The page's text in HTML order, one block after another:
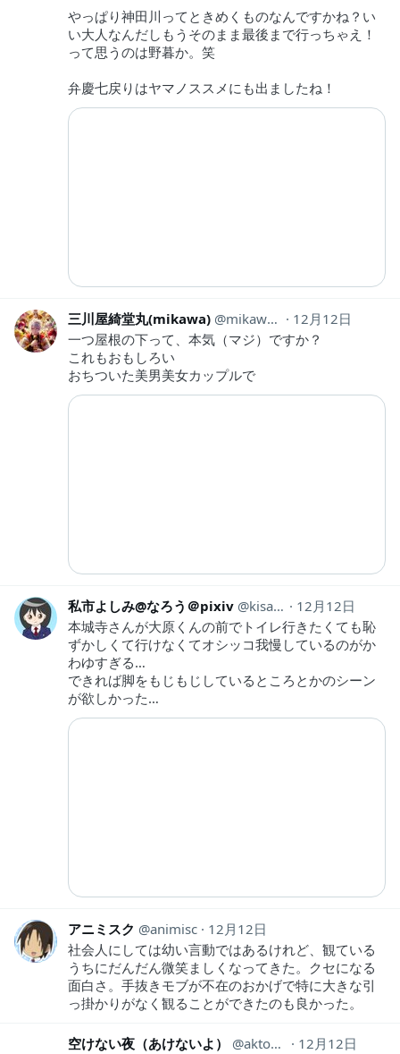
やっぱり神田川ってときめくものなんですかね？い
い大人なんだしもうそのまま最後まで行っちゃえ！
って思うのは野暮か。笑
弁慶七戻りはヤマノススメにも出ましたね！
三川屋綺堂丸(mikawa) mikawa13
12月12日
一つ屋根の下って、本気（マジ）ですか？
これもおもしろい
おちついた美男美女カップルで
私市よしみ@なろう＠pixiv kisaichi7
12月12日
本城寺さんが大原くんの前でトイレ行きたくても恥
ずかしくて行けなくてオシッコ我慢しているのがか
わゆすぎる…
できれば脚をもじもじしているところとかのシーン
が欲しかった…
アニミスク animisc
12月12日
社会人にしては幼い言動ではあるけれど、観ている
うちにだんだん微笑ましくなってきた。クセになる
面白さ。手抜きモブが不在のおかげで特に大きな引
っ掛かりがなく観ることができたのも良かった。
空けない夜（あけないよ） aktogreen
12月12日